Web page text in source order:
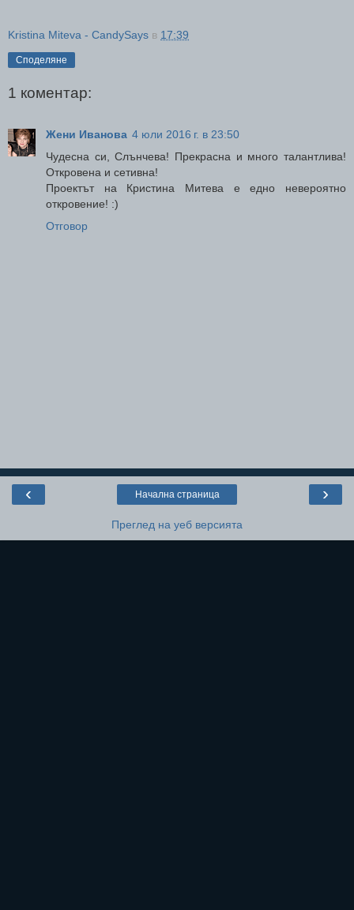
Kristina Miteva - CandySays в 17:39
Споделяне
1 коментар:
Жени Иванова 4 юли 2016 г. в 23:50
Чудесна си, Слънчева! Прекрасна и много талантлива!
Откровена и сетивна!
Проектът на Кристина Митева е едно невероятно
откровение! :)
Отговор
‹ ›
Начална страница
Преглед на уеб версията